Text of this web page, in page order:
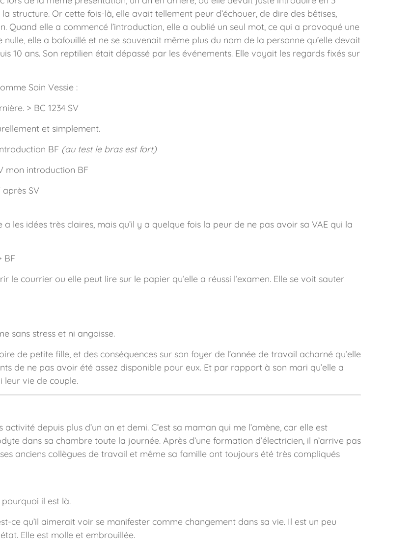
structure. Or cette fois-là, elle avait tellement peur d’échouer, de dire des bêtises,
Quand elle a commencé l’introduction, elle a oublié un seul mot, ce qui a provoqué une
nulle, elle a bafouillé et ne se souvenait même plus du nom de la personne qu’elle devait
10 ans. Son reptilien était dépassé par les événements. Elle voyait les regards fixés sur
Soin Vessie :
> BC 1234 SV
et simplement.
BF (au test le bras est fort)
mon introduction BF
SV
a les idées très claires, mais qu’il y a quelque fois la peur de ne pas avoir sa VAE qui la
BF
le courrier ou elle peut lire sur le papier qu’elle a réussi l’examen. Elle se voit sauter
sans stress et ni angoisse.
de petite fille, et des conséquences sur son foyer de l’année de travail acharné qu’elle
de ne pas avoir été assez disponible pour eux. Et par rapport à son mari qu’elle a
leur vie de couple.
depuis plus d’un an et demi. C’est sa maman qui me l’amène, car elle est
dans sa chambre toute la journée. Après d’une formation d’électricien, il n’arrive pas
anciens collègues de travail et même sa famille ont toujours été très compliqués
il est là.
ce qu’il aimerait voir se manifester comme changement dans sa vie. Il est un peu
Elle est molle et embrouillée.